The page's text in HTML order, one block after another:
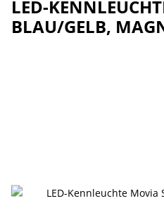
LED-
BLAU/GELB,